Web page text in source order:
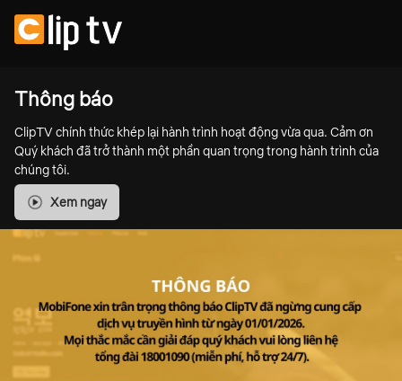
Thông báo
ClipTV chính thức khép lại hành trình hoạt động vừa qua. Cảm ơn
Quý khách đã trở thành một phần quan trọng trong hành trình của
chúng tôi.
Xem ngay